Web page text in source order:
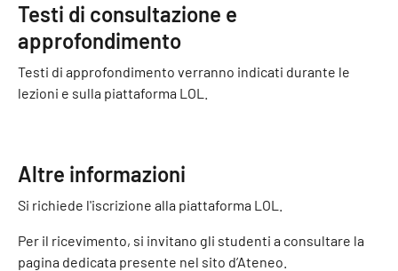
Testi di consultazione e
approfondimento
Testi di approfondimento verranno indicati durante le
lezioni e sulla piattaforma LOL.
Altre informazioni
Si richiede l'iscrizione alla piattaforma LOL.
Per il ricevimento, si invitano gli studenti a consultare la
pagina dedicata presente nel sito d’Ateneo.